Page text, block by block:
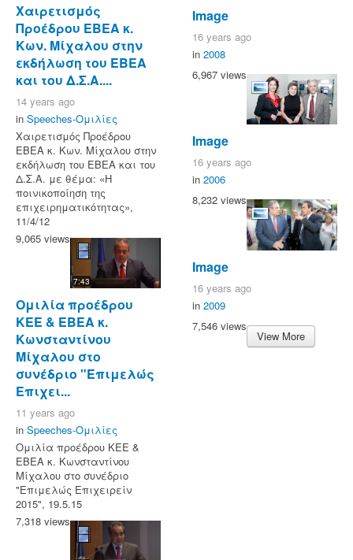
Χαιρετισμός
Προέδρου ΕΒΕΑ κ.
Κων. Μίχαλου στην
εκδήλωση του ΕΒΕΑ
και του Δ.Σ.Α....
14 years ago
in Speeches-Ομιλίες
Χαιρετισμός Προέδρου
ΕΒΕΑ κ. Κων. Μίχαλου στην
εκδήλωση του ΕΒΕΑ και του
Δ.Σ.Α. με θέμα: «Η
ποινικοποίηση της
επιχειρηματικότητας»,
11/4/12
9,065 views
7:43
Ομιλία προέδρου
ΚΕΕ & ΕΒΕΑ κ.
Κωνσταντίνου
Μίχαλου στο
συνέδριο "Επιμελώς
Επιχει...
11 years ago
in Speeches-Ομιλίες
Ομιλία προέδρου ΚΕΕ &
ΕΒΕΑ κ. Κωνσταντίνου
Μίχαλου στο συνέδριο
"Επιμελώς Επιχειρείν
2015", 19.5.15
7,318 views
Image
16 years ago
in 2008
6,967 views
Image
16 years ago
in 2006
8,232 views
Image
16 years ago
in 2009
7,546 views
View More